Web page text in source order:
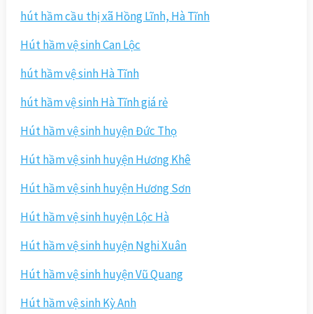
hút hầm cầu thị xã Hồng Lĩnh, Hà Tĩnh
Hút hầm vệ sinh Can Lộc
hút hầm vệ sinh Hà Tĩnh
hút hầm vệ sinh Hà Tĩnh giá rẻ
Hút hầm vệ sinh huyện Đức Thọ
Hút hầm vệ sinh huyện Hương Khê
Hút hầm vệ sinh huyện Hương Sơn
Hút hầm vệ sinh huyện Lộc Hà
Hút hầm vệ sinh huyện Nghi Xuân
Hút hầm vệ sinh huyện Vũ Quang
Hút hầm vệ sinh Kỳ Anh